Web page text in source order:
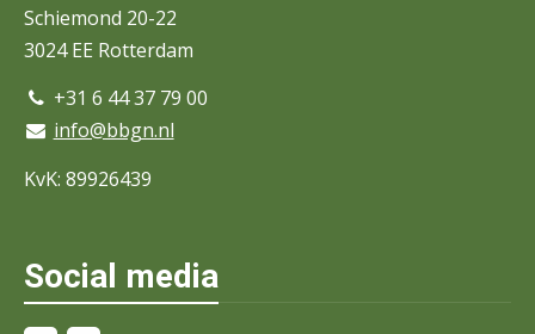
Schiemond 20-22
3024 EE Rotterdam
+31 6 44 37 79 00
info@bbgn.nl
KvK: 89926439
Social media